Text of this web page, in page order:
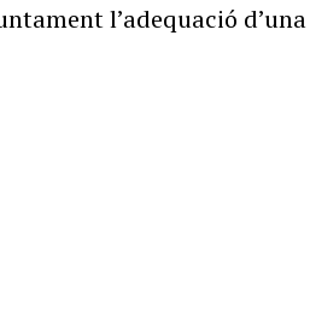
l’adequació